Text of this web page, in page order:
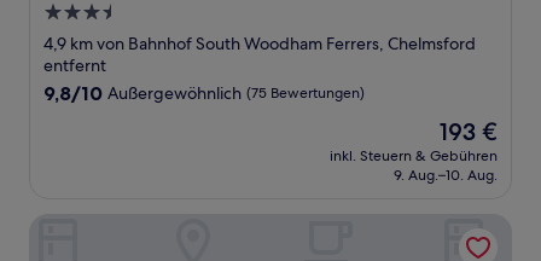
3.5-
Sterne-
Unterkunft
4,9 km von Bahnhof South Woodham Ferrers, Chelmsford
entfernt
9.8
9,8/10 Außergewöhnlich (75 Bewertungen)
Der
Preis
beträgt
193 €
inkl. Steuern & Gebühren
9. Aug.–10. Aug.